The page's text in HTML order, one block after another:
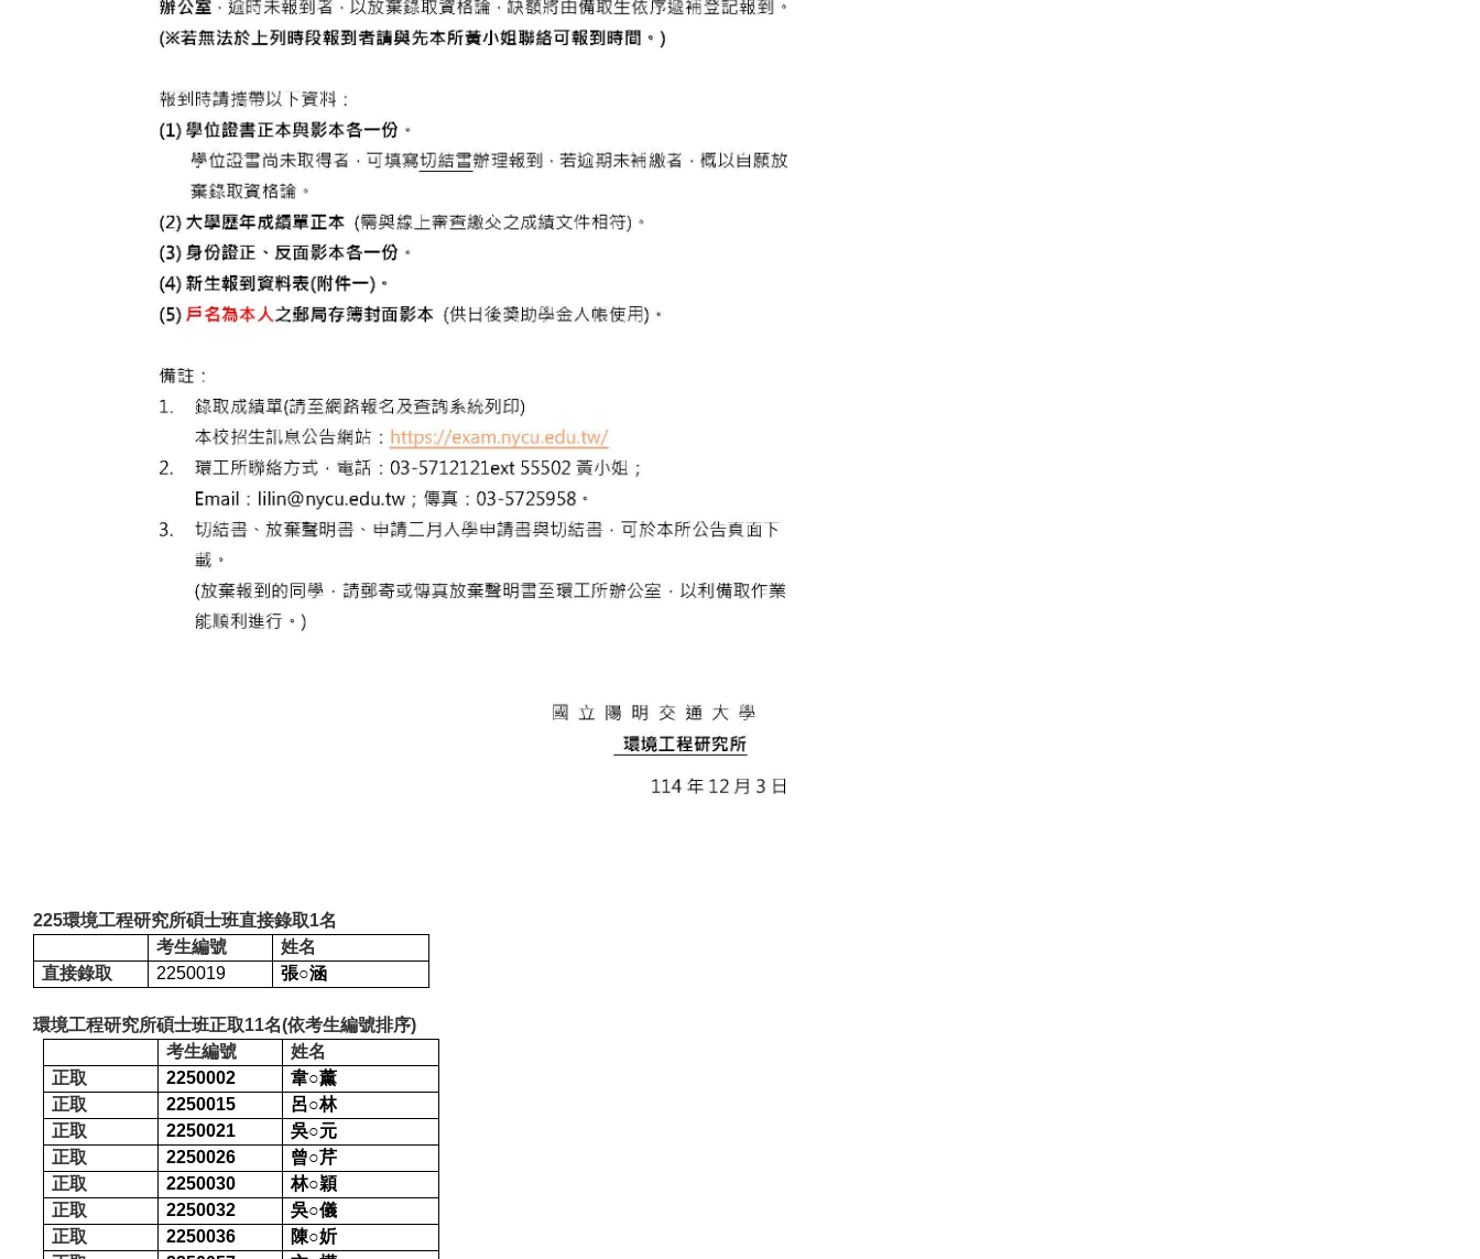
225環境工程研究所碩士班直接錄取1名
考生編號
姓名
直接錄取
2250019 張○涵
環境工程研究所碩士班正取11名(依考生編號排序)
考生編號
姓名
正取
2250002
韋○薰
正取
2250015
呂○林
正取
2250021
吳○元
正取
2250026
曾○芹
正取
2250030
林○穎
正取
2250032
吳○儀
正取
2250036
陳○妡